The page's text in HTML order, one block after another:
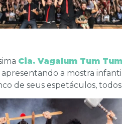
Cia. Vagalum Tum Tum
apresentando a mostra
de seus espetáculos,